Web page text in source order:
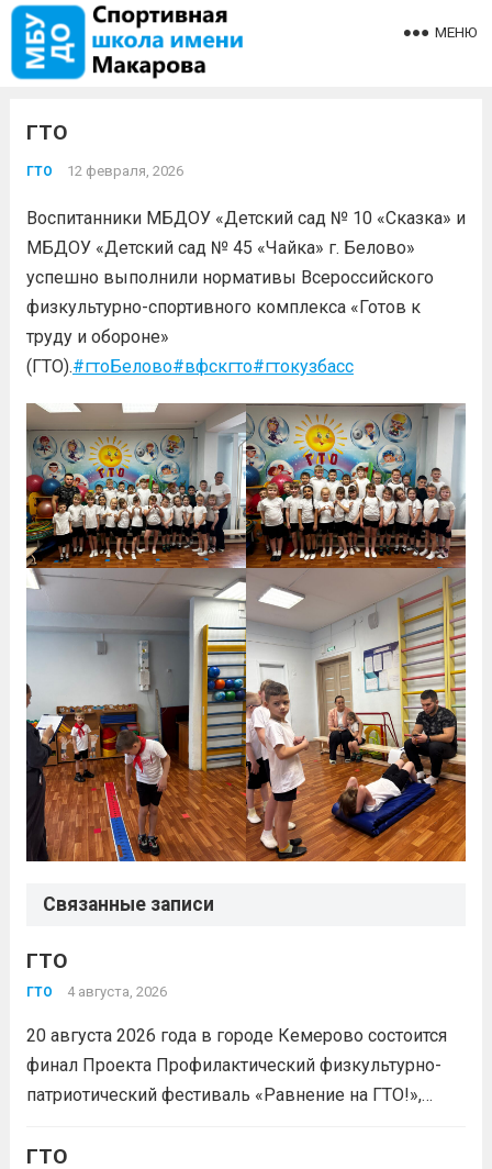
МЕНЮ
ГТО
ГТО 12 февраля, 2026
Воспитанники МБДОУ «Детский сад № 10 «Сказка» и
МБДОУ «Детский сад № 45 «Чайка» г. Белово»
успешно выполнили нормативы Всероссийского
физкультурно-спортивного комплекса «Готов к
труду и обороне»
(ГТО).#гтоБелово#вфскгто#гтокузбасс
Связанные записи
ГТО
ГТО 4 августа, 2026
20 августа 2026 года в городе Кемерово состоится
финал Проекта Профилактический физкультурно-
патриотический фестиваль «Равнение на ГТО!»,
Первых-2026».В мероприятии примут участие
ГТО